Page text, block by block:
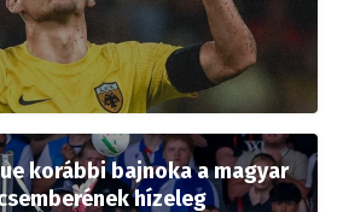
korábbi bajnoka a magyar
hízeleg